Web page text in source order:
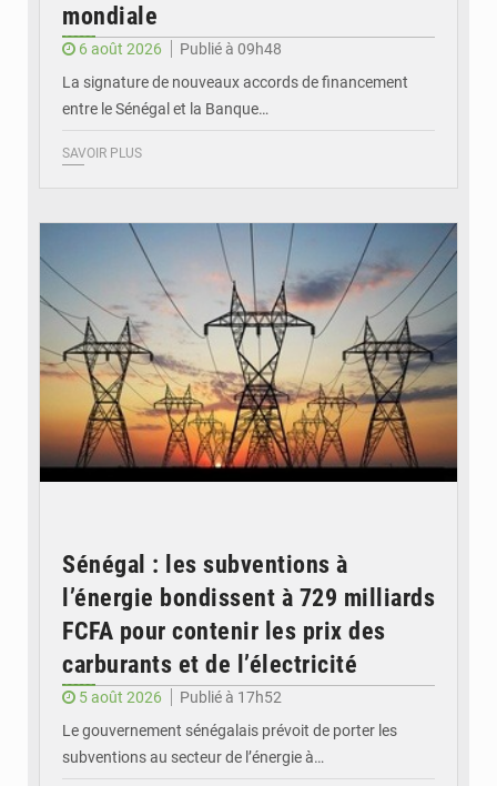
mondiale
6 août 2026
Publié à 09h48
La signature de nouveaux accords de financement
entre le Sénégal et la Banque…
SAVOIR PLUS
Sénégal : les subventions à
l’énergie bondissent à 729 milliards
FCFA pour contenir les prix des
carburants et de l’électricité
5 août 2026
Publié à 17h52
Le gouvernement sénégalais prévoit de porter les
subventions au secteur de l’énergie à…